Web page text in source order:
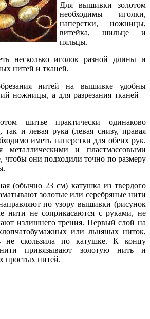
Для вышивки золотом
необходимы иголки,
наперстки, ножницы,
витейка, шильце и
пяльцы.
несколько иголок разной длины и
нитей и тканей.
нитей на вышивке удобны
ножницы, а для разрезания тканей –
шитье практически одинаково
так и левая рука (левая снизу, правая
иметь наперстки для обеих рук.
металлическими и пластмассовыми
чтобы они подходили точно по размеру
(обычно 23 см) катушка из твердого
золотые или серебряные нити
по узору вышивки (рисунок
нити не соприкасаются с руками, не
излишнего трения. Первый слой на
или льняных ниток,
не скользила по катушке. К концу
нити привязывают золотую нить и
простых нитей.